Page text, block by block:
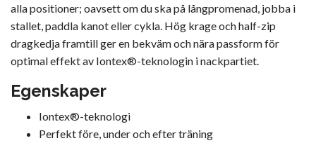
alla positioner; oavsett om du ska på långpromenad, jobba i
stallet, paddla kanot eller cykla. Hög krage och half-zip
dragkedja framtill ger en bekväm och nära passform för
optimal effekt av Iontex®-teknologin i nackpartiet.
Egenskaper
Iontex®-teknologi
Perfekt före, under och efter träning